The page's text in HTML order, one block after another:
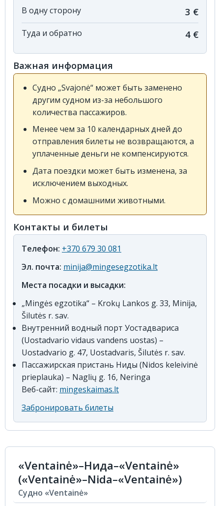
В одну сторону
3 €
Туда и обратно 4 €
Важная информация
Судно „Svajonė“ может быть заменено
другим судном из-за небольшого
количества пассажиров.
Менее чем за 10 календарных дней до
отправления билеты не возвращаются, а
уплаченные деньги не компенсируются.
Дата поездки может быть изменена, за
исключением выходных.
Можно с домашними животными.
Контакты и билеты
Телефон: +370 679 30 081
Эл. почта: minija@mingesegzotika.lt
Места посадки и высадки:
„Mingės egzotika“ – Krokų Lankos g. 33, Minija,
Šilutės r. sav.
Внутренний водный порт Уостадвариса
(Uostadvario vidaus vandens uostas) –
Uostadvario g. 47, Uostadvaris, Šilutės r. sav.
Пассажирская пристань Ниды (Nidos keleivinė
prieplauka) – Naglių g. 16, Neringa
Веб-сайт: mingeskaimas.lt
Забронировать билеты
«Ventainė»–Нида–«Ventainė»
(«Ventainė»–Nida–«Ventainė»)
Судно «Ventainė»